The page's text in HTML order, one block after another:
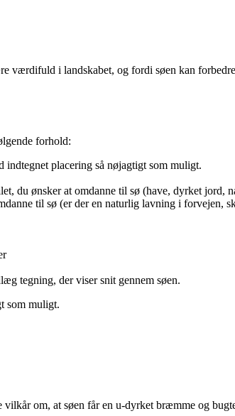
værdifuld i landskabet, og fordi søen kan
forhold:
indtegnet placering så nøjagtigt som muligt.
du ønsker at omdanne til sø (have, dyrket jord,
til sø (er der en naturlig lavning i forvejen,
tegning, der viser snit gennem søen.
som muligt.
om, at søen får en u-dyrket bræmme og